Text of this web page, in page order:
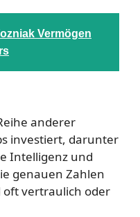
Vermögen
anderer
investiert, darunter
Intelligenz und
genauen Zahlen
vertraulich oder